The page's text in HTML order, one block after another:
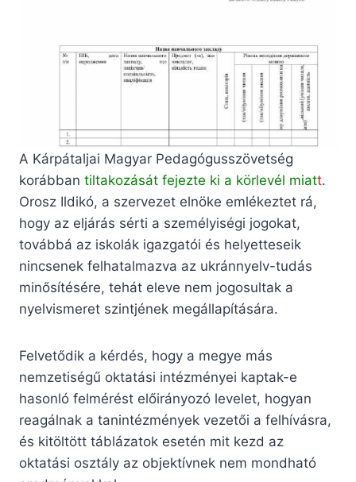
A Kárpátaljai Magyar Pedagógusszövetség
korábban tiltakozását fejezte ki a körlevél miatt.
Orosz Ildikó, a szervezet elnöke emlékeztet rá,
hogy az eljárás sérti a személyiségi jogokat,
továbbá az iskolák igazgatói és helyetteseik
nincsenek felhatalmazva az ukránnyelv-tudás
minősítésére, tehát eleve nem jogosultak a
nyelvismeret szintjének megállapítására.
Felvetődik a kérdés, hogy a megye más
nemzetiségű oktatási intézményei kaptak-e
hasonló felmérést előirányozó levelet, hogyan
reagálnak a tanintézmények vezetői a felhívásra,
és kitöltött táblázatok esetén mit kezd az
oktatási osztály az objektívnek nem mondható